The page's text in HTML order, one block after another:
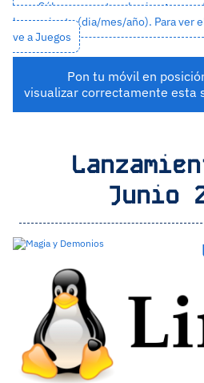
Sólo se muestran los juegos con
lanzamiento (dia/mes/año). Para ver
ve aJuegos
Pon tu móvil en
visualizar correctamente esta
Junio